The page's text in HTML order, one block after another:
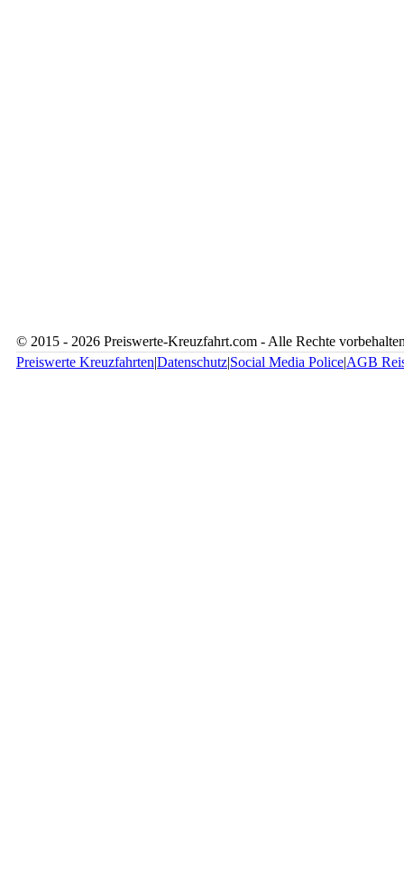
© 2015 - 2026 Preiswerte-Kreuzfahrt.com - Alle Rechte
Preiswerte Kreuzfahrten|Datenschutz|Social Media Police|AGB